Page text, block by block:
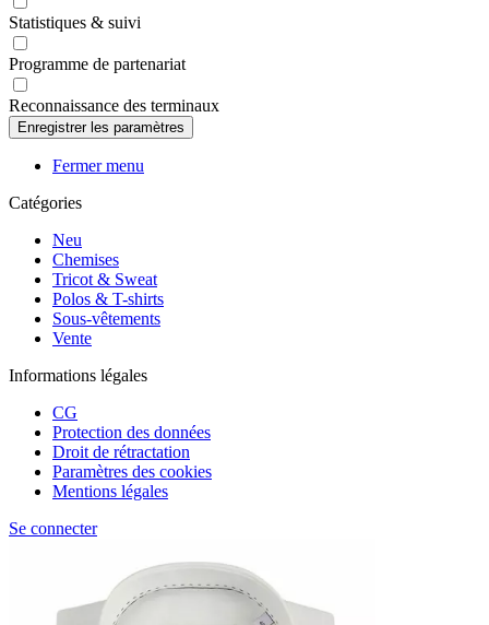
Statistiques & suivi
Programme de partenariat
Reconnaissance des terminaux
Fermer menu
Catégories
Neu
Chemises
Tricot & Sweat
Polos & T-shirts
Sous-vêtements
Vente
Informations légales
CG
Protection des données
Droit de rétractation
Paramètres des cookies
Mentions légales
Se connecter